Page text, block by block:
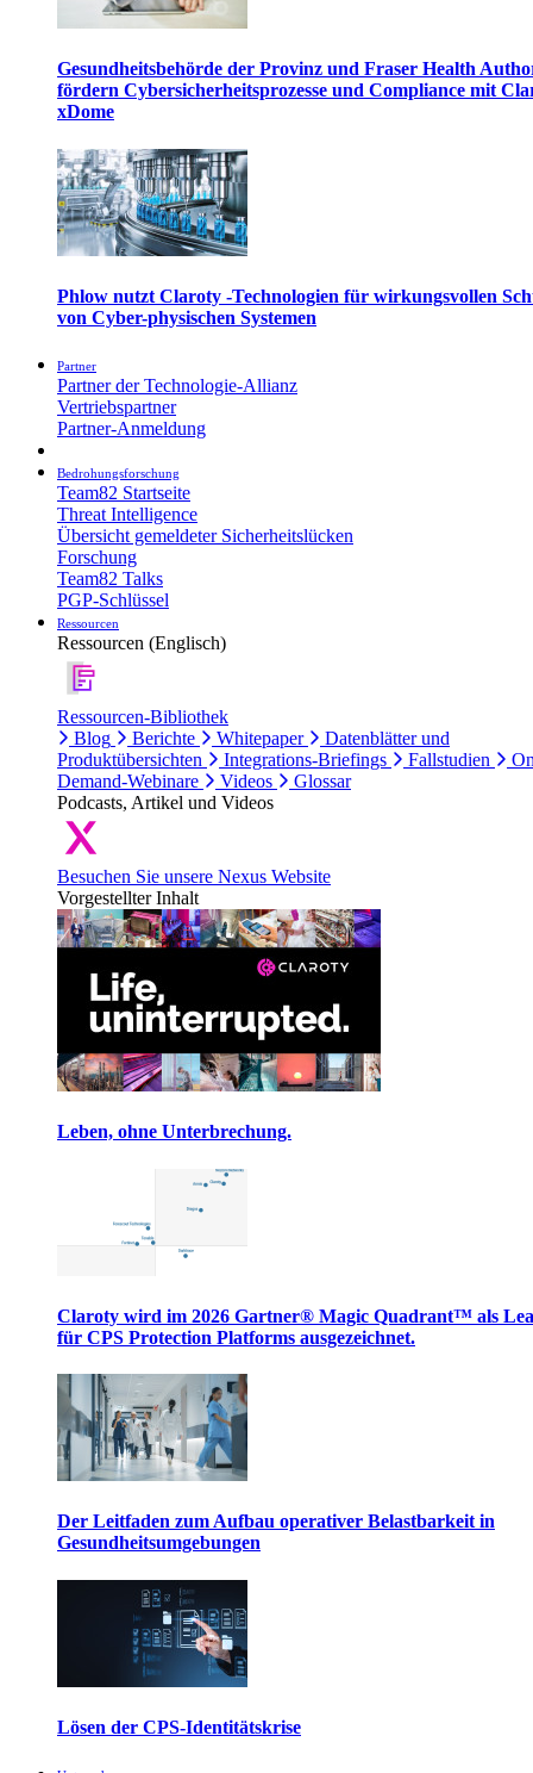
Gesundheitsbehörde der Provinz und Fraser Health
fördern Cybersicherheitsprozesse und Compliance mit
xDome
Phlow nutzt Claroty -Technologien für wirkungsvollen
von Cyber-physischen Systemen
Partner
Partner der Technologie-Allianz
Vertriebspartner
Partner-Anmeldung
Bedrohungsforschung
Team82 Startseite
Threat Intelligence
Übersicht gemeldeter Sicherheitslücken
Forschung
Team82 Talks
PGP-Schlüssel
Ressourcen
Ressourcen (Englisch)
Ressourcen-Bibliothek
Blog
Berichte Whitepaper
Datenblätter und
Produktübersichten
Integrations-Briefings Fallstudien
Demand-Webinare
Videos
Glossar
Podcasts, Artikel und Videos
Besuchen Sie unsere Nexus Website
Vorgestellter Inhalt
Leben, ohne Unterbrechung.
Claroty wird im 2026 Gartner® Magic Quadrant™ als
für CPS Protection Platforms ausgezeichnet.
Der Leitfaden zum Aufbau operativer Belastbarkeit in
Gesundheitsumgebungen
Lösen der CPS-Identitätskrise